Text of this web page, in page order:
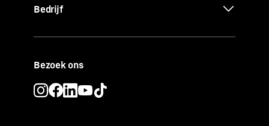
Bedrijf
Bezoek ons